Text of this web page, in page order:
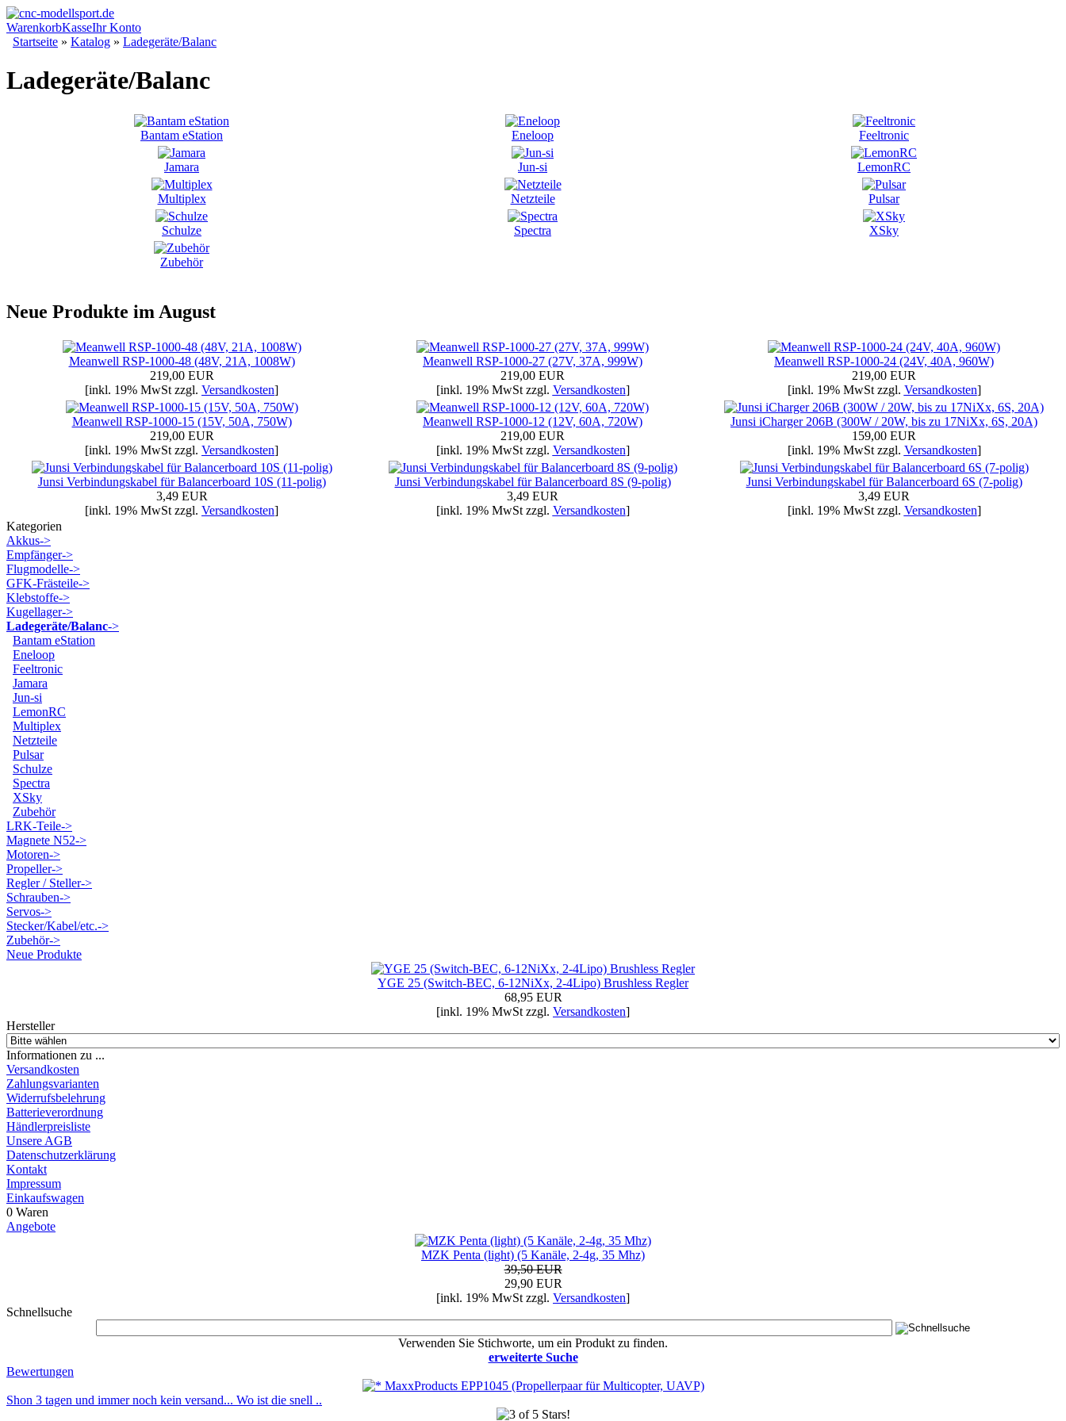
WarenkorbKasseIhr Konto
Startseite » Katalog » Ladegeräte/Balanc
Ladegeräte/Balanc
Bantam eStation Eneloop Feeltronic
Jamara Jun-si LemonRC
Multiplex Netzteile Pulsar
Schulze Spectra XSky
Zubehör
Neue Produkte im August
Meanwell RSP-1000-48 (48V, 21A, 1008W)
219,00 EUR
[inkl. 19% MwSt zzgl. Versandkosten]
Meanwell RSP-1000-27 (27V, 37A, 999W)
219,00 EUR
[inkl. 19% MwSt zzgl. Versandkosten]
Meanwell RSP-1000-24 (24V, 40A, 960W)
219,00 EUR
[inkl. 19% MwSt zzgl. Versandkosten]
Meanwell RSP-1000-15 (15V, 50A, 750W)
219,00 EUR
[inkl. 19% MwSt zzgl. Versandkosten]
Meanwell RSP-1000-12 (12V, 60A, 720W)
219,00 EUR
[inkl. 19% MwSt zzgl. Versandkosten]
Junsi iCharger 206B (300W / 20W, bis zu 17NiXx, 6S, 20A)
159,00 EUR
[inkl. 19% MwSt zzgl. Versandkosten]
Junsi Verbindungskabel für Balancerboard 10S (11-polig)
3,49 EUR
[inkl. 19% MwSt zzgl. Versandkosten]
Junsi Verbindungskabel für Balancerboard 8S (9-polig)
3,49 EUR
[inkl. 19% MwSt zzgl. Versandkosten]
Junsi Verbindungskabel für Balancerboard 6S (7-polig)
3,49 EUR
[inkl. 19% MwSt zzgl. Versandkosten]
Kategorien
Akkus->
Empfänger->
Flugmodelle->
GFK-Frästeile->
Klebstoffe->
Kugellager->
Ladegeräte/Balanc->
Bantam eStation
Eneloop
Feeltronic
Jamara
Jun-si
LemonRC
Multiplex
Netzteile
Pulsar
Schulze
Spectra
XSky
Zubehör
LRK-Teile->
Magnete N52->
Motoren->
Propeller->
Regler / Steller->
Schrauben->
Servos->
Stecker/Kabel/etc.->
Zubehör->
Neue Produkte
YGE 25 (Switch-BEC, 6-12NiXx, 2-4Lipo) Brushless Regler
68,95 EUR
[inkl. 19% MwSt zzgl. Versandkosten]
Hersteller
Informationen zu ...
Versandkosten
Zahlungsvarianten
Widerrufsbelehrung
Batterieverordnung
Händlerpreisliste
Unsere AGB
Datenschutzerklärung
Kontakt
Impressum
Einkaufswagen
0 Waren
Angebote
MZK Penta (light) (5 Kanäle, 2-4g, 35 Mhz)
39,50 EUR
29,90 EUR
[inkl. 19% MwSt zzgl. Versandkosten]
Schnellsuche
Verwenden Sie Stichworte, um ein Produkt zu finden.
erweiterte Suche
Bewertungen
Shon 3 tagen und immer noch kein versand... Wo ist die snell ..